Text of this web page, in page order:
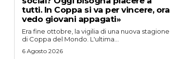
tutti. In Coppa si va per vincere, ora
vedo giovani appagati»
Era fine ottobre, la vigilia di una nuova stagione
di Coppa del Mondo. L'ultima...
6 Agosto 2026